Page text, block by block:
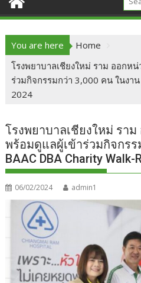
You are here
Home
โรงพยาบาลเชียงใหม่ ราม ออกห
ร่วมกิจกรรมกว่า 3,000 คน ในงาน
2024
โรงพยาบาลเชียงใหม่ รา
พร้อมดูแลผู้เข้าร่วมกิจกร
BAAC DBA Charity Walk-
06/02/2024 admin1